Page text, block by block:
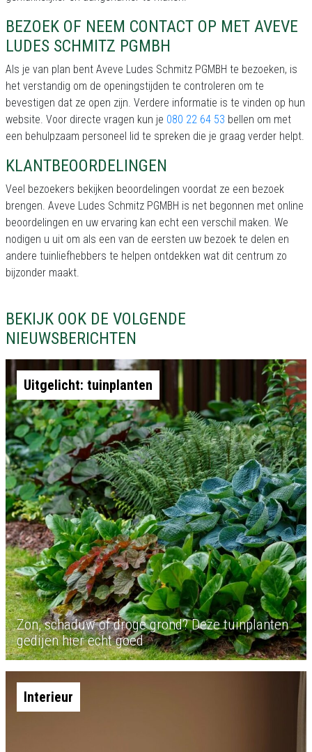
BEZOEK OF NEEM CONTACT OP MET AVEVE
LUDES SCHMITZ PGMBH
Als je van plan bent Aveve Ludes Schmitz PGMBH te bezoeken, is
het verstandig om de openingstijden te controleren om te
bevestigen dat ze open zijn. Verdere informatie is te vinden op hun
website. Voor directe vragen kun je 080 22 64 53 bellen om met
een behulpzaam personeel lid te spreken die je graag verder helpt.
KLANTBEOORDELINGEN
Veel bezoekers bekijken beoordelingen voordat ze een bezoek
brengen. Aveve Ludes Schmitz PGMBH is net begonnen met online
beoordelingen en uw ervaring kan echt een verschil maken. We
nodigen u uit om als een van de eersten uw bezoek te delen en
andere tuinliefhebbers te helpen ontdekken wat dit centrum zo
bijzonder maakt.
BEKIJK OOK DE VOLGENDE
NIEUWSBERICHTEN
Uitgelicht: tuinplanten
Zon, schaduw of droge grond? Deze tuinplanten
gedijen hier echt goed
Interieur